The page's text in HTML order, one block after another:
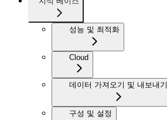
성능 및 최적화
Cloud
데이터 가져오기 및 내보내기
구성 및 설정